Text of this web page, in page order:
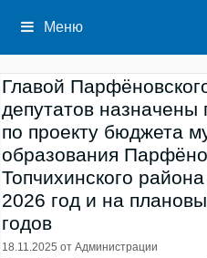
содержимому
Меню
Главой
депутатов
по проекту бюджета
образования
Топчихинского
2026 год и на
годов
18.11.2025 от Администрации